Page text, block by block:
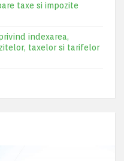
taxe si impozite
indexarea,
taxelor si tarifelor